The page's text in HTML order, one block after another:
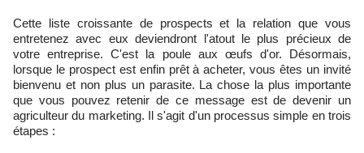
Cette liste croissante de prospects et la relation que vous
entretenez avec eux deviendront l'atout le plus précieux de
votre entreprise. C'est la poule aux œufs d'or. Désormais,
lorsque le prospect est enfin prêt à acheter, vous êtes un invité
bienvenu et non plus un parasite. La chose la plus importante
que vous pouvez retenir de ce message est de devenir un
agriculteur du marketing. Il s'agit d'un processus simple en trois
étapes :